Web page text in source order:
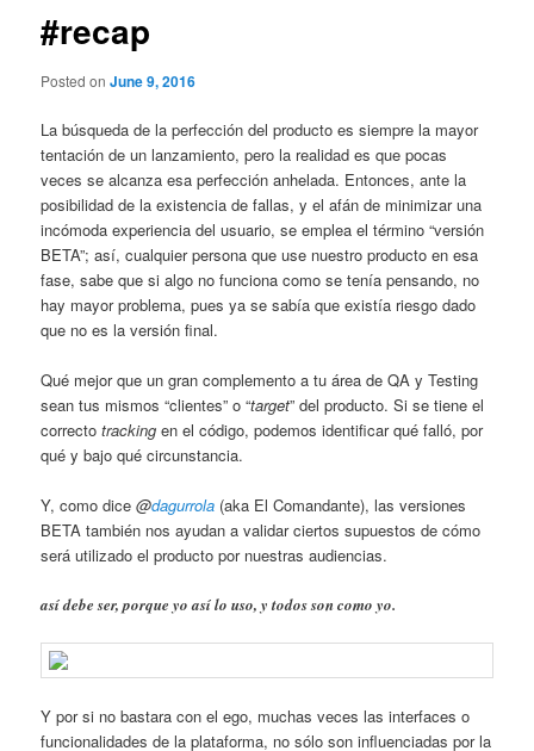
#recap
Posted onJune 9, 2016
La búsqueda de la perfección del producto es siempre la mayor
tentación de un lanzamiento, pero la realidad es que pocas
veces se alcanza esa perfección anhelada. Entonces, ante la
posibilidad de la existencia de fallas, y el afán de minimizar una
incómoda experiencia del usuario, se emplea el término “versión
BETA”; así, cualquier persona que use nuestro producto en esa
fase, sabe que si algo no funciona como se tenía pensando, no
hay mayor problema, pues ya se sabía que existía riesgo dado
que no es la versión final.
Qué mejor que un gran complemento a tu área de QA y Testing
sean tus mismos “clientes” o “target” del producto. Si se tiene el
correcto trackingen el código, podemos identificar qué falló, por
qué y bajo qué circunstancia.
Y, como dice@dagurrola (aka El Comandante), las versiones
BETA también nos ayudan a validar ciertos supuestos de cómo
será utilizado el producto por nuestras audiencias.
así debe ser, porque yo así lo uso, y todos son como yo.
Y por si no bastara con el ego, muchas veces las interfaces o
funcionalidades de la plataforma, no sólo son influenciadas por la